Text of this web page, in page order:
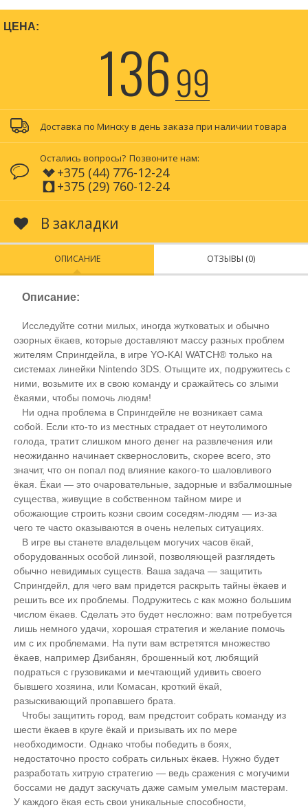
ЦЕНА:
13699
Доставка по Минску в день заказа при наличии товара
Остались вопросы? Позвоните нам:
+375 (44) 776-12-24
+375 (29) 760-12-24
В закладки
ОПИСАНИЕ ОТЗЫВЫ (0)
Описание:
Исследуйте сотни милых, иногда жутковатых и обычно
озорных ёкаев, которые доставляют массу разных проблем
жителям Спрингдейла, в игре YO-KAI WATCH® только на
системах линейки Nintendo 3DS. Отыщите их, подружитесь с
ними, возьмите их в свою команду и сражайтесь со злыми
ёкаями, чтобы помочь людям!
Ни одна проблема в Спрингдейле не возникает сама
собой. Если кто-то из местных страдает от неутолимого
голода, тратит слишком много денег на развлечения или
неожиданно начинает сквернословить, скорее всего, это
значит, что он попал под влияние какого-то шаловливого
ёкая. Ёкаи — это очаровательные, задорные и взбалмошные
существа, живущие в собственном тайном мире и
обожающие строить козни своим соседям-людям — из-за
чего те часто оказываются в очень нелепых ситуациях.
В игре вы станете владельцем могучих часов ёкай,
оборудованных особой линзой, позволяющей разглядеть
обычно невидимых существ. Ваша задача — защитить
Спрингдейл, для чего вам придется раскрыть тайны ёкаев и
решить все их проблемы. Подружитесь с как можно большим
числом ёкаев. Сделать это будет несложно: вам потребуется
лишь немного удачи, хорошая стратегия и желание помочь
им с их проблемами. На пути вам встретятся множество
ёкаев, например Дзибанян, брошенный кот, любящий
подраться с грузовиками и мечтающий удивить своего
бывшего хозяина, или Комасан, кроткий ёкай,
разыскивающий пропавшего брата.
Чтобы защитить город, вам предстоит собрать команду из
шести ёкаев в круге ёкай и призывать их по мере
необходимости. Однако чтобы победить в боях,
недостаточно просто собрать сильных ёкаев. Нужно будет
разработать хитрую стратегию — ведь сражения с могучими
боссами не дадут заскучать даже самым умелым мастерам.
У каждого ёкая есть свои уникальные способности,